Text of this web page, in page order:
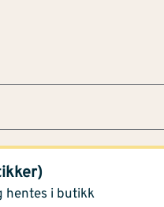
hentes i butikk